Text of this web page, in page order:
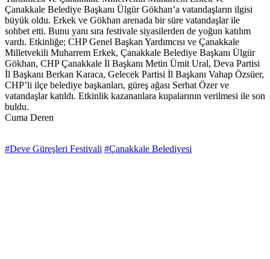
Çanakkale Belediye Başkanı Ülgür Gökhan’a vatandaşların ilgisi
büyük oldu. Erkek ve Gökhan arenada bir süre vatandaşlar ile
sohbet etti. Bunu yanı sıra festivale siyasilerden de yoğun katılım
vardı. Etkinliğe; CHP Genel Başkan Yardımcısı ve Çanakkale
Milletvekili Muharrem Erkek, Çanakkale Belediye Başkanı Ülgür
Gökhan, CHP Çanakkale İl Başkanı Metin Ümit Ural, Deva Partisi
İl Başkanı Berkan Karaca, Gelecek Partisi İl Başkanı Vahap Özsüer,
CHP’li ilçe belediye başkanları, güreş ağası Serhat Özer ve
vatandaşlar katıldı. Etkinlik kazananlara kupalarının verilmesi ile son
buldu.
Cuma Deren
#Deve Güreşleri Festivali #Çanakkale Belediyesi